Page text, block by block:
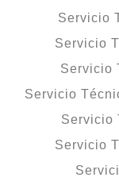
Servicio
Servicio
Servicio
Servicio
Servicio
Servicio